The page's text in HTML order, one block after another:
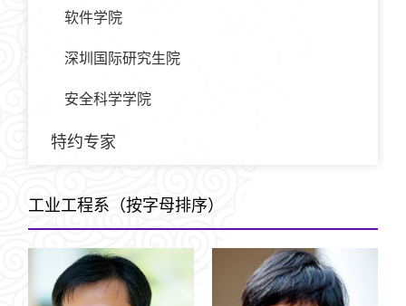
软件学院
深圳国际研究生院
安全科学学院
特约专家
工业工程系（按字母排序）